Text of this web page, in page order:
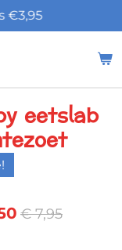
€3,95
eetslab
€ 7,95